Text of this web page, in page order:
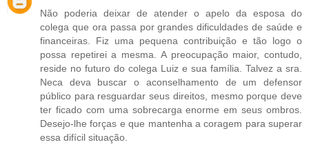
Não poderia deixar de atender o apelo da esposa do
colega que ora passa por grandes dificuldades de saúde e
financeiras. Fiz uma pequena contribuição e tão logo o
possa repetirei a mesma. A preocupação maior, contudo,
reside no futuro do colega Luiz e sua família. Talvez a sra.
Neca deva buscar o aconselhamento de um defensor
público para resguardar seus direitos, mesmo porque deve
ter ficado com uma sobrecarga enorme em seus ombros.
Desejo-lhe forças e que mantenha a coragem para superar
essa difícil situação.